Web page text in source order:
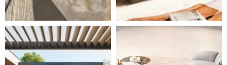
Styl, odolnost a společné chvíle pod širým nebem.
Ne každá pohovka je jen